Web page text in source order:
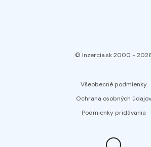
© Inzercia.sk 2000 -
Všeobecné podmienky
Ochrana osobných údajov
Podmienky pridávania